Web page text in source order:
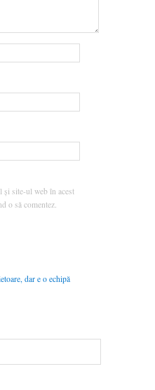
și site-ul web în acest
o să comentez.
dar e o echipă